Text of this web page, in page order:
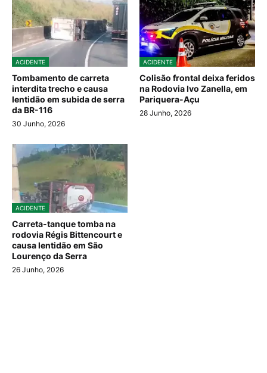
ACIDENTE
Tombamento de carreta
interdita trecho e causa
lentidão em subida de serra
da BR-116
30 Junho, 2026
ACIDENTE
Colisão frontal deixa feridos
na Rodovia Ivo Zanella, em
Pariquera-Açu
28 Junho, 2026
ACIDENTE
Carreta-tanque tomba na
rodovia Régis Bittencourt e
causa lentidão em São
Lourenço da Serra
26 Junho, 2026